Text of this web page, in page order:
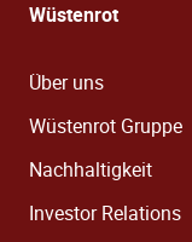
Wüstenrot
Über uns
Wüstenrot Gruppe
Nachhaltigkeit
Investor Relations